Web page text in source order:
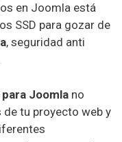
en Joomla está
SSD para gozar de
, seguridad anti
Joomla no
tu proyecto web y